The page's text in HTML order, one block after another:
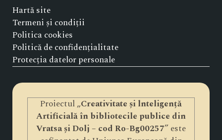
Hartă site
Termeni și condiții
Politica cookies
Politică de confidențialitate
Protecția datelor personale
Proiectul „Creativitate și lnteligență
Artificială în bibliotecile publice din
Vratsa și Dolj – cod Ro-Bg00257” este